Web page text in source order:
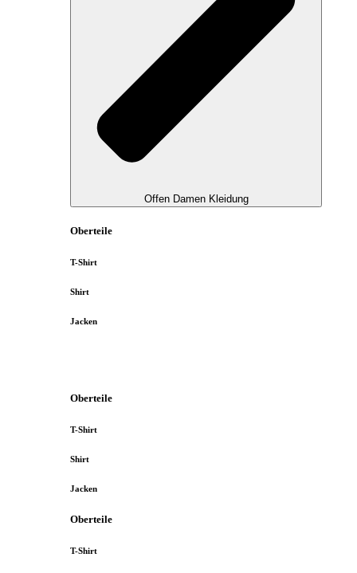
Offen Damen Kleidung
Oberteile
T-Shirt
Shirt
Jacken
Oberteile
T-Shirt
Shirt
Jacken
Oberteile
T-Shirt